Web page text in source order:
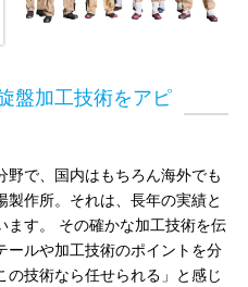
盤加工技術をアピ
で、国内はもちろん海外でも
作所。それは、長年の実績と
す。
その確かな加工技術を伝
ールや加工技術のポイントを分
技術なら任せられる」と感じ